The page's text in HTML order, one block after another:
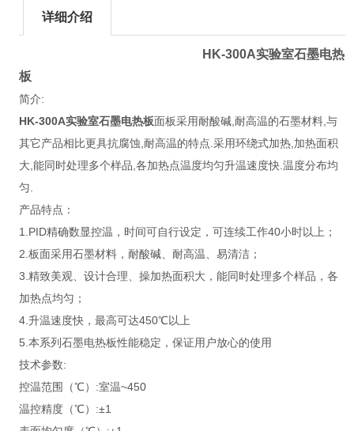
详细介绍
HK-300A实验室石墨电热
板
简介:
HK-300A实验室石墨电热板面板采用耐酸碱,耐高温的石墨材料,与
其它产品相比更具抗腐蚀,耐高温的特点.采用环绕式加热,加热面积
大,能同时处理多个样品,各加热点温度均匀升温速度快.温度分布均
匀.
产品特点：
1.PID精确数显控温，时间可自行设定，可连续工作40小时以上；
2.板面采用石墨材料，耐酸碱、耐高温、易清洁；
3.精致美观、设计合理、操加热面积大，能同时处理多个样品，各
加热点均匀；
4.升温速度快，最高可达450℃以上
5.本系列石墨电热板性能稳定，保证用户放心的使用
技术参数:
控温范围（℃）:室温~450
温控精度（℃）:±1